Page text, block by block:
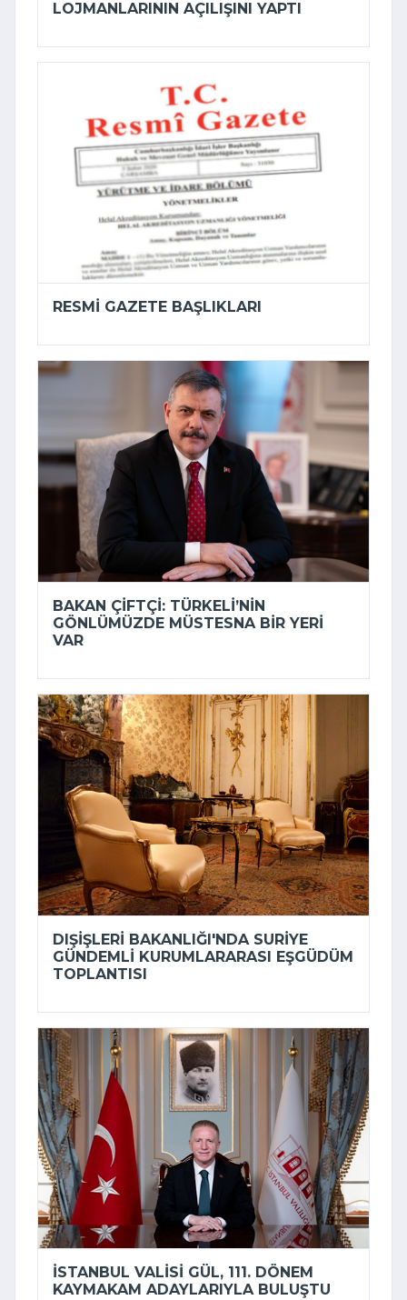
LOJMANLARININ AÇILIŞINI YAPTI
RESMI GAZETE BAŞLIKLARI
BAKAN ÇIFTÇI: TÜRKELI’NIN
GÖNLÜMÜZDE MÜSTESNA BIR YERI
VAR
DIŞIŞLERI BAKANLIĞI'NDA SURIYE
GÜNDEMLI KURUMLARARASI EŞGÜDÜM
TOPLANTISI
İSTANBUL VALISI GÜL, 111. DÖNEM
KAYMAKAM ADAYLARIYLA BULUŞTU